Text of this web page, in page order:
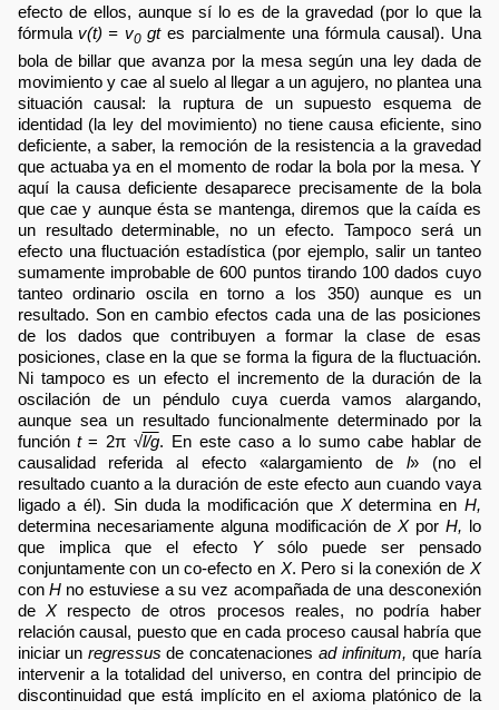
efecto de ellos, aunque sí lo es de la gravedad (por lo que la
fórmula v(t) = v0gtes parcialmente una fórmula causal). Una
bola de billar que avanza por la mesa según una ley dada de
movimiento y cae al suelo al llegar a un agujero, no plantea una
situación causal: la ruptura de un supuesto esquema de
identidad (la ley del movimiento) no tiene causa eficiente, sino
deficiente, a saber, la remoción de la resistencia a la gravedad
que actuaba ya en el momento de rodar la bola por la mesa. Y
aquí la causa deficiente desaparece precisamente de la bola
que cae y aunque ésta se mantenga, diremos que la caída es
un resultado determinable, no un efecto. Tampoco será un
efecto una fluctuación estadística (por ejemplo, salir un tanteo
sumamente improbable de 600 puntos tirando 100 dados cuyo
tanteo ordinario oscila en torno a los 350) aunque es un
resultado. Son en cambio efectos cada una de las posiciones
de los dados que contribuyen a formar la clase de esas
posiciones, clase en la que se forma la figura de la fluctuación.
Ni tampoco es un efecto el incremento de la duración de la
oscilación de un péndulo cuya cuerda vamos alargando,
aunque sea un resultado funcionalmente determinado por la
función t= 2π √l/g. En este caso a lo sumo cabe hablar de
causalidad referida al efecto «alargamiento de l» (no el
resultado cuanto a la duración de este efecto aun cuando vaya
ligado a él). Sin duda la modificación que Xdetermina en H,
determina necesariamente alguna modificación de Xpor H, lo
que implica que el efecto Ysólo puede ser pensado
conjuntamente con un co-efecto en X. Pero si la conexión de X
con Hno estuviese a su vez acompañada de una desconexión
de Xrespecto de otros procesos reales, no podría haber
relación causal, puesto que en cada proceso causal habría que
iniciar un regressus de concatenaciones ad infinitum, que haría
intervenir a la totalidad del universo, en contra del principio de
discontinuidad que está implícito en el axioma platónico de la